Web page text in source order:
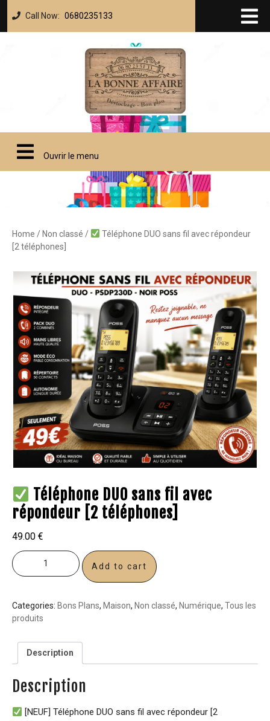
Call Now: 0680235133
Ouvrir le menu
Home / Non classé /
Téléphone DUO sans fil avec répondeur
[2 téléphones]
Téléphone DUO sans fil avec
répondeur [2 téléphones]
49.00 €
Add to cart
Categories: Bons Plans, Maison, Non classé, Numérique, Tous les
produits
Description
Description
[NEUF] Téléphone DUO sans fil avec répondeur [2